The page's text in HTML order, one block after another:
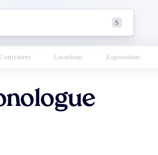
S
Contraires Locutions Expressions